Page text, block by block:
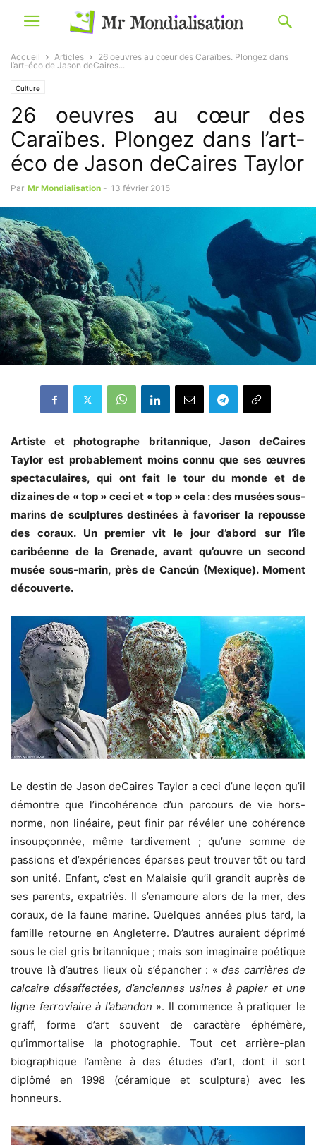
Accueil Articles
26 oeuvres au cœur des Caraïbes. Plongez dans
l’art-éco de Jason deCaires...
Culture
26 oeuvres au cœur des
Caraïbes. Plongez dans l’art-
éco de Jason deCaires Taylor
Par Mr Mondialisation - 13 février 2015
Artiste et photographe britannique, Jason deCaires
Taylor est probablement moins connu que ses œuvres
spectaculaires, qui ont fait le tour du monde et de
dizaines de « top » ceci et « top » cela : des musées sous-
marins de sculptures destinées à favoriser la repousse
des coraux. Un premier vit le jour d’abord sur l’île
caribéenne de la Grenade, avant qu’ouvre un second
musée sous-marin, près de Cancún (Mexique). Moment
découverte.
Le destin de Jason deCaires Taylor a ceci d’une leçon qu’il
démontre que l’incohérence d’un parcours de vie hors-
norme, non linéaire, peut finir par révéler une cohérence
insoupçonnée, même tardivement ; qu’une somme de
passions et d’expériences éparses peut trouver tôt ou tard
son unité. Enfant, c’est en Malaisie qu’il grandit auprès de
ses parents, expatriés. Il s’enamoure alors de la mer, des
coraux, de la faune marine. Quelques années plus tard, la
famille retourne en Angleterre. D’autres auraient déprimé
sous le ciel gris britannique ; mais son imaginaire poétique
trouve là d’autres lieux où s’épancher : « des carrières de
calcaire désaffectées, d’anciennes usines à papier et une
ligne ferroviaire à l’abandon ». Il commence à pratiquer le
graff, forme d’art souvent de caractère éphémère,
qu’immortalise la photographie. Tout cet arrière-plan
biographique l’amène à des études d’art, dont il sort
diplômé en 1998 (céramique et sculpture) avec les
honneurs.